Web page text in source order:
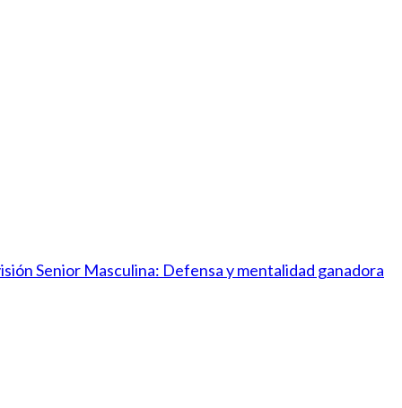
Senior Masculina: Defensa y mentalidad ganadora